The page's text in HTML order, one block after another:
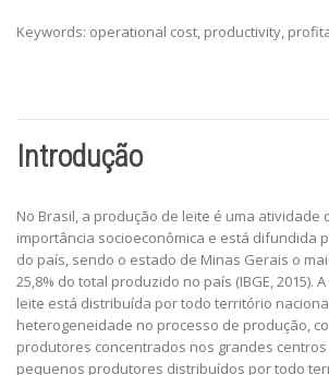
Keywords: operational cost, productivity,
Introdução
No Brasil, a produção de leite é uma atividade
importância socioeconômica e está difundida
do país, sendo o estado de Minas Gerais o
25,8% do total produzido no país (IBGE, 2015).
leite está distribuída por todo território
heterogeneidade no processo de produção,
produtores concentrados nos grandes
pequenos produtores distribuídos por todo